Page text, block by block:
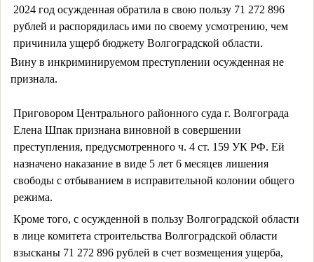
2024 год осужденная обратила в свою пользу 71 272 896
рублей и распорядилась ими по своему усмотрению, чем
причинила ущерб бюджету Волгоградской области.
Вину в инкриминируемом преступлении осужденная не
признала.
Приговором Центрального районного суда г. Волгограда
Елена Шпак признана виновной в совершении
преступления, предусмотренного ч. 4 ст. 159 УК РФ. Ей
назначено наказание в виде 5 лет 6 месяцев лишения
свободы с отбыванием в исправительной колонии общего
режима.
Кроме того, с осужденной в пользу Волгоградской области
в лице комитета строительства Волгоградской области
взысканы 71 272 896 рублей в счет возмещения ущерба,